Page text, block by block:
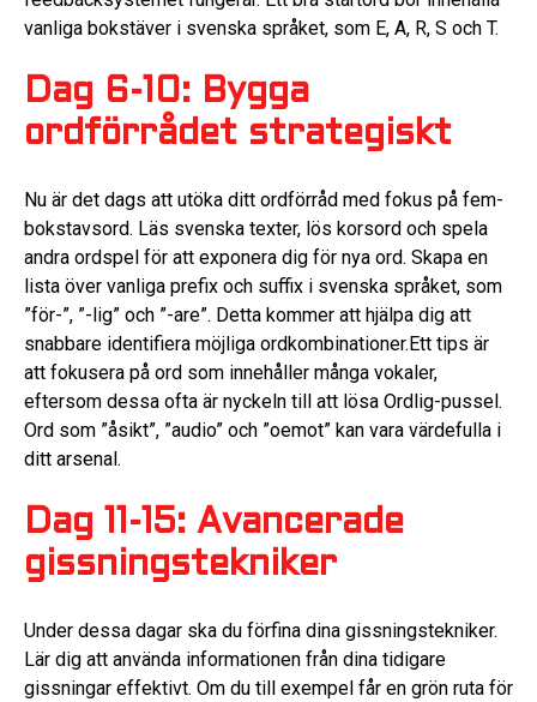
vanliga bokstäver i svenska språket, som E, A, R, S och T.
Dag 6-10: Bygga
ordförrådet strategiskt
Nu är det dags att utöka ditt ordförråd med fokus på fem-
bokstavsord. Läs svenska texter, lös korsord och spela
andra ordspel för att exponera dig för nya ord. Skapa en
lista över vanliga prefix och suffix i svenska språket, som
”för-”, ”-lig” och ”-are”. Detta kommer att hjälpa dig att
snabbare identifiera möjliga ordkombinationer.Ett tips är
att fokusera på ord som innehåller många vokaler,
eftersom dessa ofta är nyckeln till att lösa Ordlig-pussel.
Ord som ”åsikt”, ”audio” och ”oemot” kan vara värdefulla i
ditt arsenal.
Dag 11-15: Avancerade
gissningstekniker
Under dessa dagar ska du förfina dina gissningstekniker.
Lär dig att använda informationen från dina tidigare
gissningar effektivt. Om du till exempel får en grön ruta för